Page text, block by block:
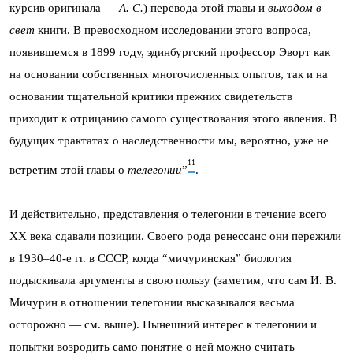
курсив оригинала — А. С.) перевода этой главы и выходом в
свет книги. В превосходном исследовании этого вопроса,
появившемся в 1899 году, эдинбургский профессор Эворт как
на основании собственных многочисленных опытов, так и на
основании тщательной критики прежних свидетельств
приходит к отрицанию самого существования этого явления. В
будущих трактатах о наследственности мы, вероятно, уже не
встретим этой главы о телегонии”
11
.
И действительно, представления о телегонии в течение всего
XX века сдавали позиции. Своего рода ренессанс они пережили
в 1930–40-е гг. в СССР, когда “мичуринская” биология
подыскивала аргументы в свою пользу (заметим, что сам И. В.
Мичурин в отношении телегонии высказывался весьма
осторожно — см. выше). Нынешний интерес к телегонии и
попытки возродить само понятие о ней можно считать